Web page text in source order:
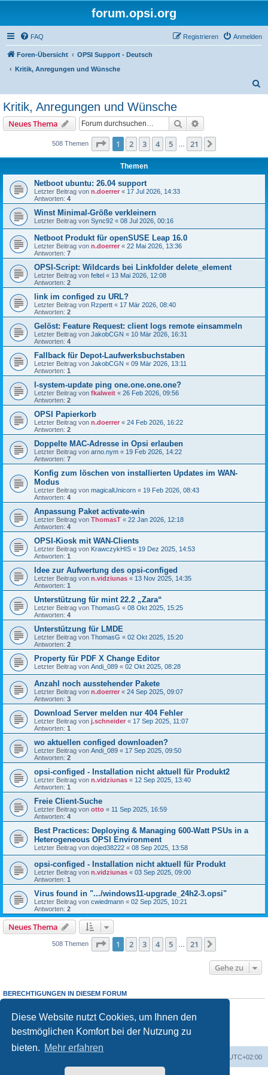
Diese Website nutzt Cookies, um Ihnen den
bestmöglichen Komfort bei der Nutzung zu
bieten. Mehr erfahren
forum.opsi.org
FAQ Anmelden
Registrieren
Foren-Übersicht
OPSI Support - Deutsch
Kritik, Anregungen und Wünsche
Kritik, Anregungen und Wünsche
Neues Thema Suche
508 Themen Seite 1von 21
1 2 3 4 5 21
Themen
Netboot ubuntu: 26.04 support
Letzter Beitrag von n.doerrer « 17 Jul 2026, 14:33
Antworten: 4
Winst Minimal-Größe verkleinern
Letzter Beitrag von Sync92 « 08 Jul 2026, 00:16
Netboot Produkt für openSUSE Leap 16.0
Letzter Beitrag von n.doerrer « 22 Mai 2026, 13:36
Antworten: 7
OPSI-Script: Wildcards bei Linkfolder delete_element
Letzter Beitrag von feltel « 13 Mai 2026, 12:08
Antworten: 2
link im configed zu URL?
Letzter Beitrag von Rzpertt « 17 Mär 2026, 08:40
Antworten: 2
Gelöst: Feature Request: client logs remote einsammeln
Letzter Beitrag von JakobCGN « 10 Mär 2026, 16:31
Antworten: 4
Fallback für Depot-Laufwerksbuchstaben
Letzter Beitrag von JakobCGN « 09 Mär 2026, 13:11
Antworten: 1
l-system-update ping one.one.one.one?
Letzter Beitrag von fkalweit « 26 Feb 2026, 09:56
Antworten: 2
OPSI Papierkorb
Letzter Beitrag von n.doerrer « 24 Feb 2026, 16:22
Antworten: 2
Doppelte MAC-Adresse in Opsi erlauben
Letzter Beitrag von arno.nym « 19 Feb 2026, 14:22
Antworten: 7
Konfig zum löschen von installierten Updates im WAN-
Modus
Letzter Beitrag von magicalUnicorn « 19 Feb 2026, 08:43
Antworten: 4
Anpassung Paket activate-win
Letzter Beitrag von ThomasT « 22 Jan 2026, 12:18
Antworten: 4
OPSI-Kiosk mit WAN-Clients
Letzter Beitrag von KrawczykHIS « 19 Dez 2025, 14:53
Antworten: 1
Idee zur Aufwertung des opsi-configed
Letzter Beitrag von n.vidziunas « 13 Nov 2025, 14:35
Antworten: 1
Unterstützung für mint 22.2 „Zara“
Letzter Beitrag von ThomasG « 08 Okt 2025, 15:25
Antworten: 4
Unterstützung für LMDE
Letzter Beitrag von ThomasG « 02 Okt 2025, 15:20
Antworten: 2
Property für PDF X Change Editor
Letzter Beitrag von Andi_089 « 02 Okt 2025, 08:28
Anzahl noch ausstehender Pakete
Letzter Beitrag von n.doerrer « 24 Sep 2025, 09:07
Antworten: 3
Download Server melden nur 404 Fehler
Letzter Beitrag von j.schneider « 17 Sep 2025, 11:07
Antworten: 1
wo aktuellen configed downloaden?
Letzter Beitrag von Andi_089 « 17 Sep 2025, 09:50
Antworten: 2
opsi-configed - Installation nicht aktuell für Produkt2
Letzter Beitrag von n.vidziunas « 12 Sep 2025, 13:40
Antworten: 1
Freie Client-Suche
Letzter Beitrag von otto « 11 Sep 2025, 16:59
Antworten: 4
Best Practices: Deploying & Managing 600-Watt PSUs in a
Heterogeneous OPSI Environment
Letzter Beitrag von dojed38222 « 08 Sep 2025, 13:58
opsi-configed - Installation nicht aktuell für Produkt
Letzter Beitrag von n.vidziunas « 03 Sep 2025, 09:00
Antworten: 1
Virus found in ".../windows11-upgrade_24h2-3.opsi"
Letzter Beitrag von cwiedmann « 02 Sep 2025, 10:21
Antworten: 2
Neues Thema
508 Themen Seite 1von 21
1 2 3 4 5 21
Gehe zu
BERECHTIGUNGEN IN DIESEM FORUM
Sie dürfen
keine
Antworten zu Themen in diesem Forum erstellen.
Sie dürfen Ihre Beiträge in diesem Forumnicht ändern.
Sie dürfen Ihre Beiträge in diesem Forumnichtlöschen.
keine
UTC+02:00